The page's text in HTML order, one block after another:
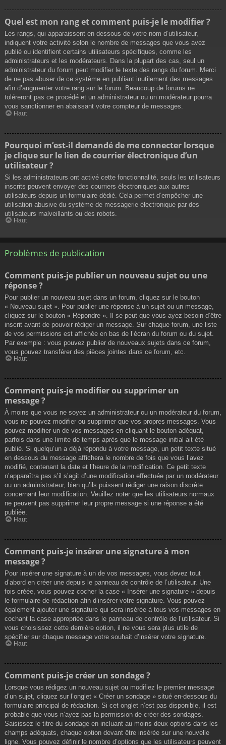
Quel est mon rang et comment puis-je le modifier ?
Les rangs, qui apparaissent en dessous de votre nom d’utilisateur,
indiquent votre activité selon le nombre de messages que vous avez
publié ou identifient certains utilisateurs spécifiques, comme les
administrateurs et les modérateurs. Dans la plupart des cas, seul un
administrateur du forum peut modifier le texte des rangs du forum. Merci
de ne pas abuser de ce système en publiant inutilement des messages
afin d’augmenter votre rang sur le forum. Beaucoup de forums ne
toléreront pas ce procédé et un administrateur ou un modérateur pourra
vous sanctionner en abaissant votre compteur de messages.
Haut
Pourquoi m’est-il demandé de me connecter lorsque
je clique sur le lien de courrier électronique d’un
utilisateur ?
Si les administrateurs ont activé cette fonctionnalité, seuls les utilisateurs
inscrits peuvent envoyer des courriers électroniques aux autres
utilisateurs depuis un formulaire dédié. Cela permet d’empêcher une
utilisation abusive du système de messagerie électronique par des
utilisateurs malveillants ou des robots.
Haut
Problèmes de publication
Comment puis-je publier un nouveau sujet ou une
réponse ?
Pour publier un nouveau sujet dans un forum, cliquez sur le bouton
« Nouveau sujet ». Pour publier une réponse à un sujet ou un message,
cliquez sur le bouton « Répondre ». Il se peut que vous ayez besoin d’être
inscrit avant de pouvoir rédiger un message. Sur chaque forum, une liste
de vos permissions est affichée en bas de l’écran du forum ou du sujet.
Par exemple : vous pouvez publier de nouveaux sujets dans ce forum,
vous pouvez transférer des pièces jointes dans ce forum, etc.
Haut
Comment puis-je modifier ou supprimer un
message ?
À moins que vous ne soyez un administrateur ou un modérateur du forum,
vous ne pouvez modifier ou supprimer que vos propres messages. Vous
pouvez modifier un de vos messages en cliquant le bouton adéquat,
parfois dans une limite de temps après que le message initial ait été
publié. Si quelqu’un a déjà répondu à votre message, un petit texte situé
en dessous du message affichera le nombre de fois que vous l’avez
modifié, contenant la date et l’heure de la modification. Ce petit texte
n’apparaîtra pas s’il s’agit d’une modification effectuée par un modérateur
ou un administrateur, bien qu’ils puissent rédiger une raison discrète
concernant leur modification. Veuillez noter que les utilisateurs normaux
ne peuvent pas supprimer leur propre message si une réponse a été
publiée.
Haut
Comment puis-je insérer une signature à mon
message ?
Pour insérer une signature à un de vos messages, vous devez tout
d’abord en créer une depuis le panneau de contrôle de l’utilisateur. Une
fois créée, vous pouvez cocher la case « Insérer une signature » depuis
le formulaire de rédaction afin d’insérer votre signature. Vous pouvez
également ajouter une signature qui sera insérée à tous vos messages en
cochant la case appropriée dans le panneau de contrôle de l’utilisateur. Si
vous choisissez cette dernière option, il ne vous sera plus utile de
spécifier sur chaque message votre souhait d’insérer votre signature.
Haut
Comment puis-je créer un sondage ?
Lorsque vous rédigez un nouveau sujet ou modifiez le premier message
d’un sujet, cliquez sur l’onglet « Créer un sondage » situé en-dessous du
formulaire principal de rédaction. Si cet onglet n’est pas disponible, il est
probable que vous n’ayez pas la permission de créer des sondages.
Saisissez le titre du sondage en incluant au moins deux options dans les
champs adéquats, chaque option devant être insérée sur une nouvelle
ligne. Vous pouvez définir le nombre d’options que les utilisateurs peuvent